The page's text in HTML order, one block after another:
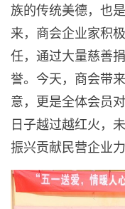
族的传统美德，也
来，商会企业家积
任，通过大量慈善
誉。今天，商会带
意，更是全体会员
日子越过越红火，
振兴贡献民营企业